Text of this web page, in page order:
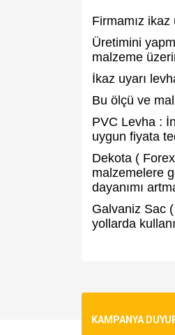
Firmamız ikaz
Üretimini
malzeme
İkaz uyarı
Bu ölçü ve
PVC Levha :
uygun fiyata
Dekota (
malzemelere
dayanımı
Galvaniz Sac
yollarda
Ürün resmi
KAMPANYA